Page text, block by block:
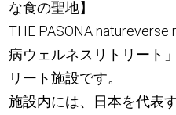
な食の聖地】
THE PASONA
病ウェルネスリトリート
リート施設です。
施設内には、日本を代表